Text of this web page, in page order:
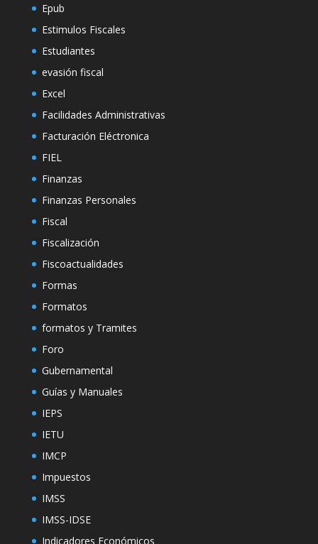
Epub
Estimulos Fiscales
Estudiantes
evasión fiscal
Excel
Facilidades Administrativas
Facturación Eléctronica
FIEL
Finanzas
Finanzas Personales
Fiscal
Fiscalización
Fiscoactualidades
Formas
Formatos
formatos y Tramites
Foro
Gubernamental
Guías y Manuales
IEPS
IETU
IMCP
Impuestos
IMSS
IMSS-IDSE
Indicadores Económicos